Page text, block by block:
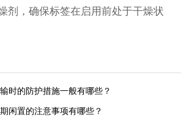
剂，确保标签在启用前处于干燥状
时的防护措施一般有哪些？
闲置的注意事项有哪些？